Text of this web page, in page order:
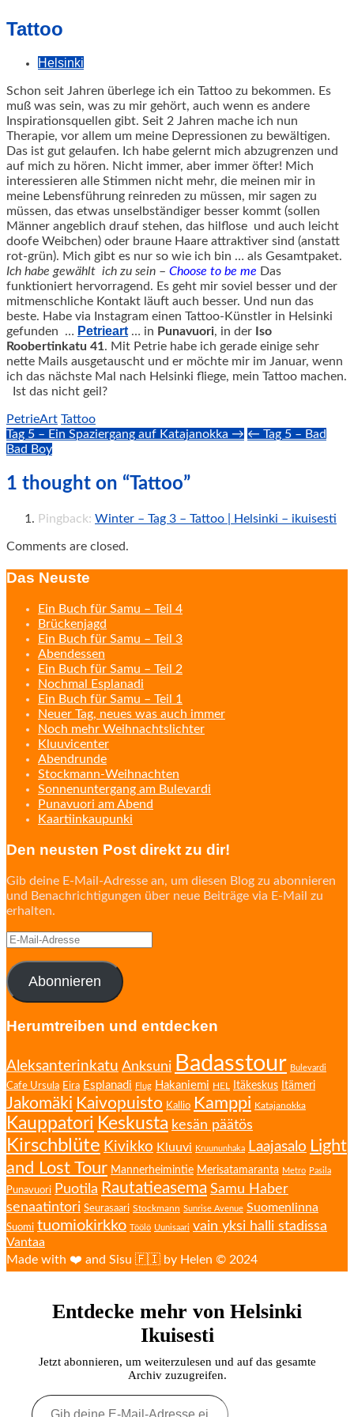
Tattoo
Helsinki
Schon seit Jahren überlege ich ein Tattoo zu bekommen. Es
muß was sein, was zu mir gehört, auch wenn es andere
Inspirationsquellen gibt. Seit 2 Jahren mache ich nun
Therapie, vor allem um meine Depressionen zu bewältigen.
Das ist gut gelaufen. Ich habe gelernt mich abzugrenzen und
auf mich zu hören. Nicht immer, aber immer öfter! Mich
interessieren alle Stimmen nicht mehr, die meinen mir in
meine Lebensführung reinreden zu müssen, mir sagen zu
müssen, das etwas unselbständiger besser kommt (sollen
Männer angeblich drauf stehen, das hilflose und auch leicht
doofe Weibchen) oder braune Haare attraktiver sind (anstatt
rot-grün). Mich gibt es nur so wie ich bin … als Gesamtpaket.
Ich habe gewählt ich zu sein – Choose to be me Das
funktioniert hervorragend. Es geht mir soviel besser und der
mitmenschliche Kontakt läuft auch besser. Und nun das
beste. Habe via Instagram einen Tattoo-Künstler in Helsinki
gefunden … Petrieart… in Punavuori, in der Iso
Roobertinkatu 41. Mit Petrie habe ich gerade einige sehr
nette Mails ausgetauscht und er möchte mir im Januar, wenn
ich das nächste Mal nach Helsinki fliege, mein Tattoo machen.
Ist das nicht geil?
PetrieArt Tattoo
Post
navigation
Tag 5 – Ein Spaziergang auf Katajanokka → ← Tag 5 – Bad
Bad Boy
1 thought on “Tattoo”
Pingback: Winter – Tag 3 – Tattoo | Helsinki – ikuisesti
Comments are closed.
Das Neuste
Ein Buch für Samu – Teil 4
Brückenjagd
Ein Buch für Samu – Teil 3
Abendessen
Ein Buch für Samu – Teil 2
Nochmal Esplanadi
Ein Buch für Samu – Teil 1
Neuer Tag, neues was auch immer
Noch mehr Weihnachtslichter
Kluuvicenter
Abendrunde
Stockmann-Weihnachten
Sonnenuntergang am Bulevardi
Punavuori am Abend
Kaartiinkaupunki
Den neusten Post direkt zu dir!
Gib deine E-Mail-Adresse an, um diesen Blog zu abonnieren
und Benachrichtigungen über neue Beiträge via E-Mail zu
erhalten.
E-
Adresse
Abonnieren
Herumtreiben und entdecken
Aleksanterinkatu Anksuni Badasstour Bulevardi
Cafe Ursula Eira Esplanadi Flug Hakaniemi HEL Itäkeskus Itämeri
Jakomäki Kaivopuisto Kallio Kamppi Katajanokka
Kauppatori Keskusta kesän päätös
Kirschblüte Kivikko Kluuvi Kruununhaka Laajasalo Light
and Lost Tour Mannerheimintie Merisatamaranta Metro Pasila
Punavuori Puotila Rautatieasema Samu Haber
senaatintori Seurasaari Stockmann Sunrise Avenue Suomenlinna
Suomi tuomiokirkko Töölö Uunisaari vain yksi halli stadissa
Vantaa
Made with ❤️ and Sisu 🇫🇮 by Helen © 2024
Entdecke mehr von Helsinki
Ikuisesti
Jetzt abonnieren, um weiterzulesen und auf das gesamte
Archiv zuzugreifen.
Gib